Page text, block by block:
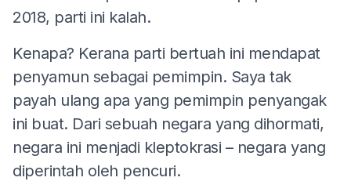
2018, parti ini kalah.
Kenapa? Kerana parti bertuah ini mendapat
penyamun sebagai pemimpin. Saya tak
payah ulang apa yang pemimpin penyangak
ini buat. Dari sebuah negara yang dihormati,
negara ini menjadi kleptokrasi – negara yang
diperintah oleh pencuri.